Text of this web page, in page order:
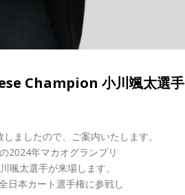
Champion 小川颯太選手
ましたので、ご案内いたします。
2024年マカオグランプリ
太選手が来場します。
日本カート選手権に参戦し